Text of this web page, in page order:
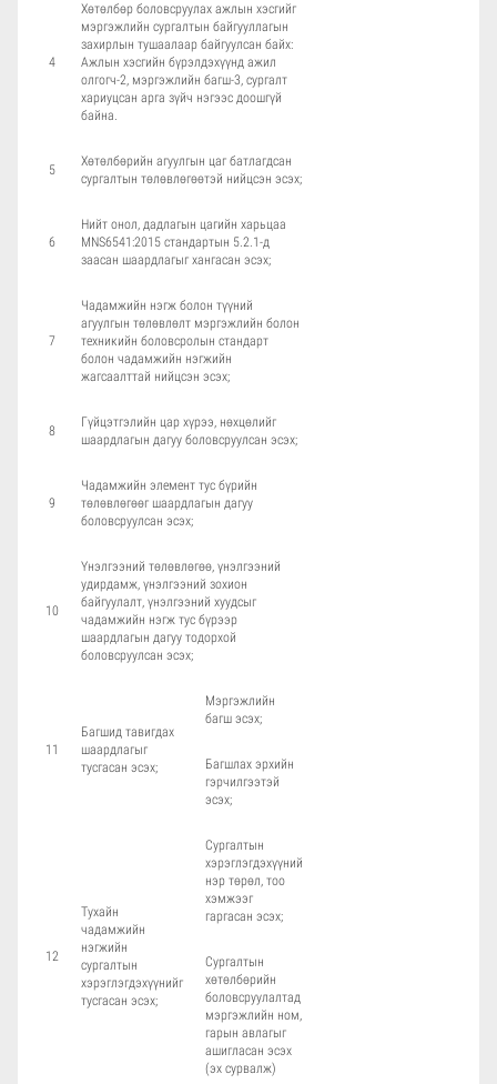
4
Хөтөлбөр боловсруулах ажлын хэсгийг
мэргэжлийн сургалтын байгууллагын
захирлын тушаалаар байгуулсан байх:
Ажлын хэсгийн бүрэлдэхүүнд ажил
олгогч-2, мэргэжлийн багш-3, сургалт
хариуцсан арга зүйч нэгээс доошгүй
байна.
5
Хөтөлбөрийн агуулгын цаг батлагдсан
сургалтын төлөвлөгөөтэй нийцсэн эсэх;
6
Нийт онол, дадлагын цагийн харьцаа
MNS6541:2015 стандартын 5.2.1-д
заасан шаардлагыг хангасан эсэх;
7
Чадамжийн нэгж болон түүний
агуулгын төлөвлөлт мэргэжлийн болон
техникийн боловсролын стандарт
болон чадамжийн нэгжийн
жагсаалттай нийцсэн эсэх;
8
Гүйцэтгэлийн цар хүрээ, нөхцөлийг
шаардлагын дагуу боловсруулсан эсэх;
9
Чадамжийн элемент тус бүрийн
төлөвлөгөөг шаардлагын дагуу
боловсруулсан эсэх;
10
Үнэлгээний төлөвлөгөө, үнэлгээний
удирдамж, үнэлгээний зохион
байгуулалт, үнэлгээний хуудсыг
чадамжийн нэгж тус бүрээр
шаардлагын дагуу тодорхой
боловсруулсан эсэх;
11
Багшид тавигдах
шаардлагыг
тусгасан эсэх;
Мэргэжлийн
багш эсэх;
Багшлах эрхийн
гэрчилгээтэй
эсэх;
12
Тухайн
чадамжийн
нэгжийн
сургалтын
хэрэглэгдэхүүнийг
тусгасан эсэх;
Сургалтын
хэрэглэгдэхүүний
нэр төрөл, тоо
хэмжээг
гаргасан эсэх;
Сургалтын
хөтөлбөрийн
боловсруулалтад
мэргэжлийн ном,
гарын авлагыг
ашигласан эсэх
(эх сурвалж)